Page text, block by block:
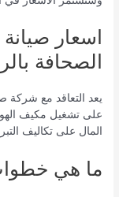
اسعار
الصحافة
يعد التعاقد مع شركة
على تشغيل مكيف
المال على تكاليف
ما هي